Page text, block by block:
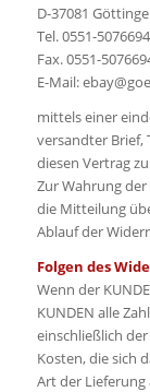
D-37081
Tel. 0551-
Fax. 0551-
E-Mail:
mittels einer
versandter Brief,
diesen Vertrag
Zur Wahrung der
die Mitteilung
Ablauf der
Folgen des
Wenn der
KUNDEN alle
einschließlich
Kosten, die sich
Art der